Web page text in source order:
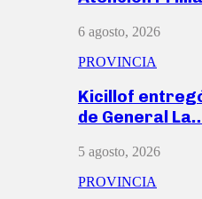
6 agosto, 2026
PROVINCIA
Kicillof
de General
5 agosto, 2026
PROVINCIA